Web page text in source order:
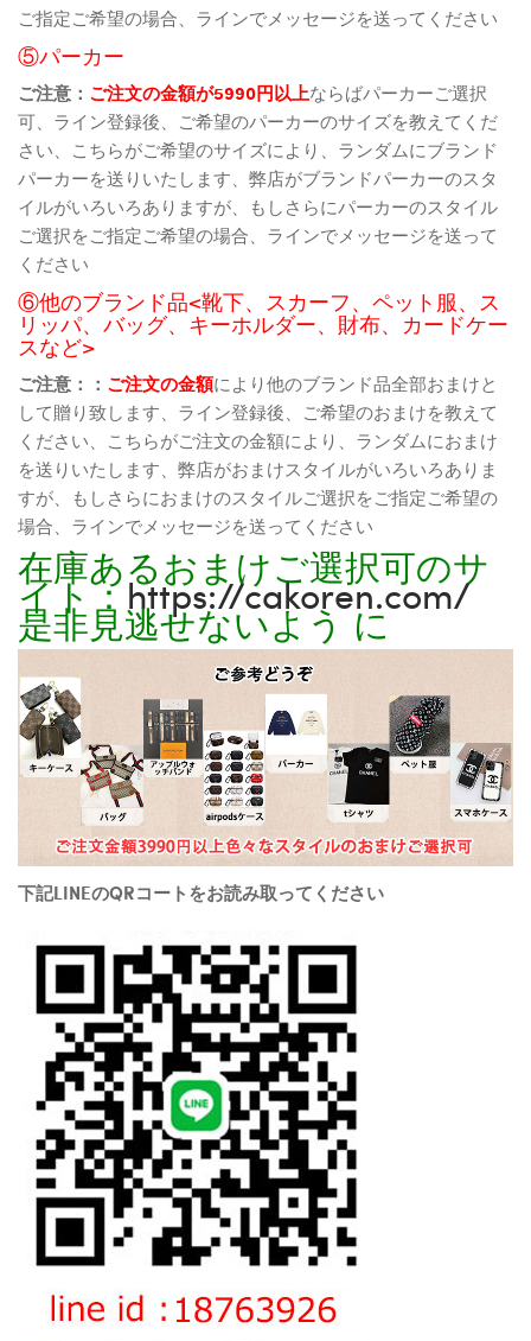
ご指定ご希望の場合、ラインでメッセージを送ってください
⑤パーカー
ご注意： ご注文の金額が5990円以上ならばパーカーご選択
可、ライン登録後、ご希望のパーカーのサイズを教えてくだ
さい、こちらがご希望のサイズにより、ランダムにブランド
パーカーを送りいたします、弊店がブランドパーカーのスタ
イルがいろいろありますが、もしさらにパーカーのスタイル
ご選択をご指定ご希望の場合、ラインでメッセージを送って
ください
⑥他のブランド品<靴下、スカーフ、ペット服、ス
リッパ、バッグ、キーホルダー、財布、カードケー
スなど>
ご注意：： ご注文の金額により他のブランド品全部おまけと
して贈り致します、ライン登録後、ご希望のおまけを教えて
ください、こちらがご注文の金額により、ランダムにおまけ
を送りいたします、弊店がおまけスタイルがいろいろありま
すが、もしさらにおまけのスタイルご選択をご指定ご希望の
場合、ラインでメッセージを送ってください
在庫あるおまけご選択可のサ
イト：https://cakoren.com/
是非見逃せないよう に
下記LINEのQRコートをお読み取ってください